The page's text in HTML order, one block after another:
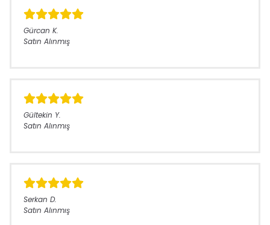
Gürcan K.
Satın Alınmış
Gültekin Y.
Satın Alınmış
Serkan D.
Satın Alınmış